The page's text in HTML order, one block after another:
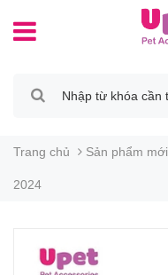
Trang chủ Sản phẩm mới
2024